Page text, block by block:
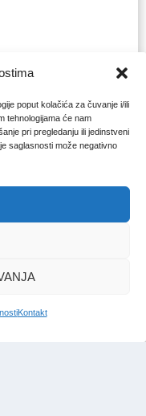
poput kolačića za čuvanje i/ili
tehnologijama će nam
pri pregledanju ili jedinstveni
saglasnosti može negativno
Kontakt